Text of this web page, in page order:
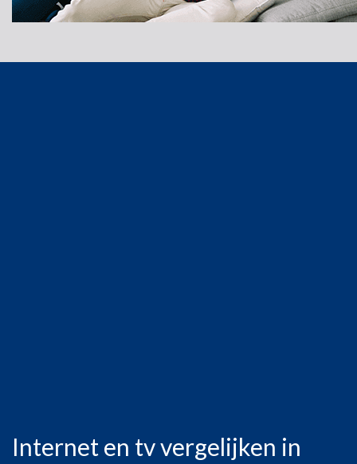
Internet en tv vergelijken in